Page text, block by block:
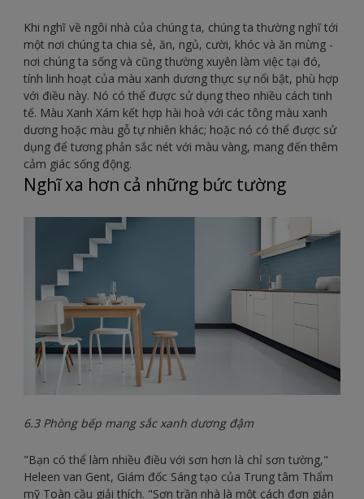
Khi nghĩ về ngôi nhà của chúng ta, chúng ta thường nghĩ tới
một nơi chúng ta chia sẻ, ăn, ngủ, cười, khóc và ăn mừng -
nơi chúng ta sống và cũng thường xuyên làm việc tại đó,
tính linh hoạt của màu xanh dương thực sự nổi bật, phù hợp
với điều này. Nó có thể được sử dụng theo nhiều cách tinh
tế. Màu Xanh Xám kết hợp hài hoà với các tông màu xanh
dương hoặc màu gỗ tự nhiên khác; hoặc nó có thể được sử
dụng để tương phản sắc nét với màu vàng, mang đến thêm
cảm giác sống động.
Nghĩ xa hơn cả những bức tường
6.3 Phòng bếp mang sắc xanh dương đậm
"Bạn có thể làm nhiều điều với sơn hơn là chỉ sơn tường,"
Heleen van Gent, Giám đốc Sáng tạo của Trung tâm Thẩm
mỹ Toàn cầu giải thích. "Sơn trần nhà là một cách đơn giản